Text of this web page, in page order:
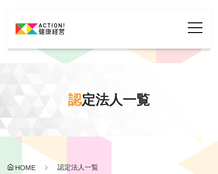
認定法人一覧
HOME 認定法人一覧